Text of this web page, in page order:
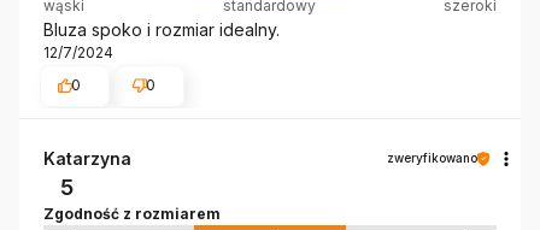
wąski
standardowy szeroki
Bluza spoko i rozmiar idealny.
12/7/2024
0
0
Katarzyna zweryfikowano
5
Zgodność z rozmiarem